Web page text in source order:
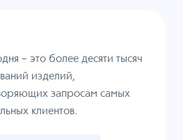
– это более десяти тысяч
изделий,
запросам самых
клиентов.